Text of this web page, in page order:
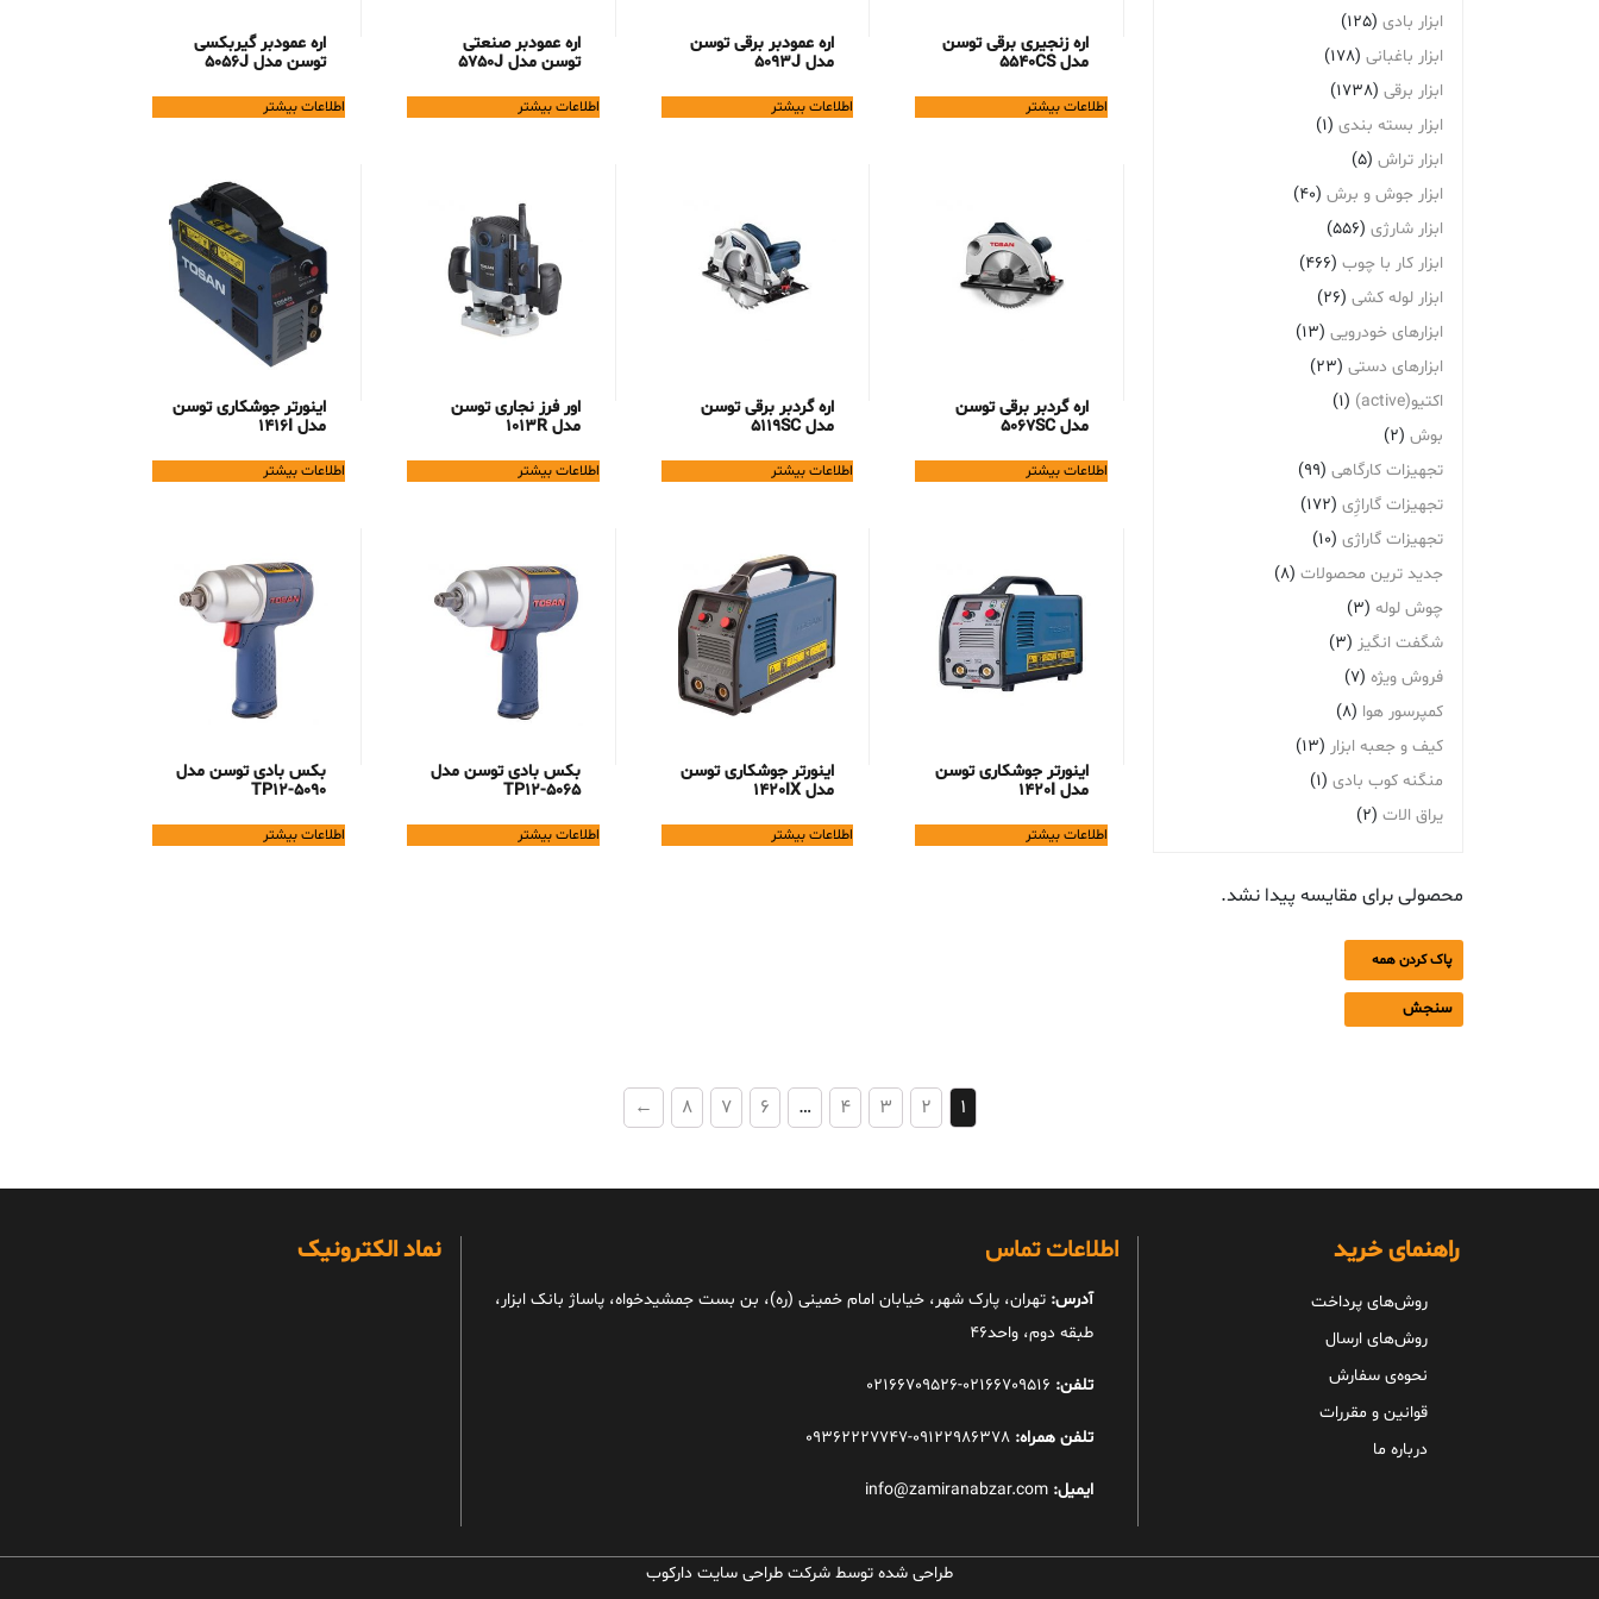
اره زنجیری برقی توسن
مدل 5540CS
اطلاعات بیشتر
اره عمودبر برقی توسن
مدل 5093J
اطلاعات بیشتر
اره عمودبر صنعتی
توسن مدل 5750J
اطلاعات بیشتر
اره عمودبر گیربکسی
توسن مدل 5056J
اطلاعات بیشتر
اره گردبر برقی توسن
مدل 5067SC
اطلاعات بیشتر
اره گردبر برقی توسن
مدل 5119SC
اطلاعات بیشتر
اور فرز نجاری توسن
مدل 1013R
اطلاعات بیشتر
اینورتر جوشکاری توسن
مدل 1416I
اطلاعات بیشتر
اینورتر جوشکاری توسن
مدل 1420I
اطلاعات بیشتر
اینورتر جوشکاری توسن
مدل 1420IX
اطلاعات بیشتر
بکس بادی توسن مدل
TP12-5065
اطلاعات بیشتر
بکس بادی توسن مدل
TP12-5090
اطلاعات بیشتر
ابزار بادی (125)
ابزار باغبانی (178)
ابزار برقی (1738)
ابزار بسته بندی (1)
ابزار تراش (5)
ابزار جوش و برش (40)
ابزار شارژی (556)
ابزار کار با چوب (466)
ابزار لوله کشی (26)
ابزارهای خودرویی (13)
ابزارهای دستی (23)
اکتیو(active)
(1)
بوش (2)
تجهیزات کارگاهی (99)
تجهیزات گاراژِی (172)
تجهیزات گاراژی (10)
جدید ترین محصولات (8)
چوش لوله (3)
شگفت انگیز (3)
فروش ویژه (7)
کمپرسور هوا (8)
کیف و جعبه ابزار (13)
منگنه کوب بادی (1)
یراق الات (2)
محصولی برای مقایسه پیدا نشد.
پاک کردن همه
سنجش
1
2
3
4
…
6
7
8
←
راهنمای خرید
روش‌های پرداخت
روش‌های ارسال
نحوه‌ی سفارش
قوانین و مقررات
درباره ما
اطلاعات تماس
آدرس: تهران، پارک شهر، خیابان امام خمینی (ره)، بن بست جمشیدخواه، پاساژ بانک ابزار،
طبقه دوم، واحد46
تلفن:
تلفن همراه: 09122986378-09362227747
ایمیل:
نماد الکترونیک
طراحی شده توسط شرکت طراحی سایت دارکوب